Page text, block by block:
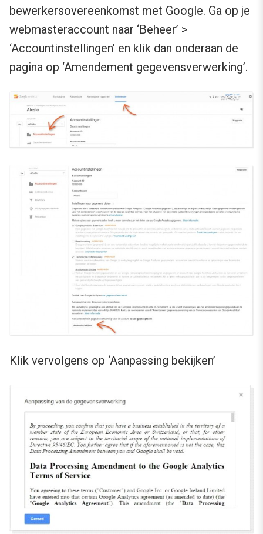
bewerkersovereenkomst met Google. Ga op je
webmasteraccount naar ‘Beheer’ >
‘Accountinstellingen’ en klik dan onderaan de
pagina op ‘Amendement gegevensverwerking’.
Klik vervolgens op ‘Aanpassing bekijken’